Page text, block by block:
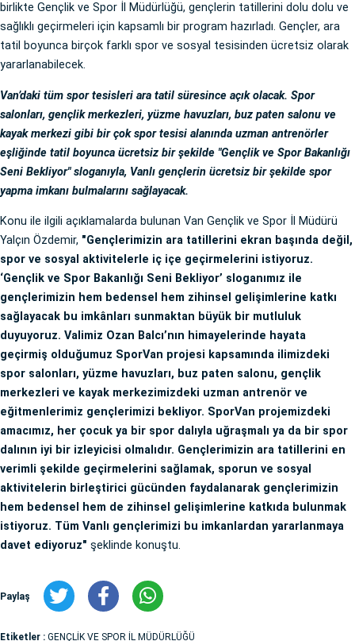
birlikte Gençlik ve Spor İl Müdürlüğü, gençlerin tatillerini dolu dolu ve
sağlıklı geçirmeleri için kapsamlı bir program hazırladı. Gençler, ara
tatil boyunca birçok farklı spor ve sosyal tesisinden ücretsiz olarak
yararlanabilecek.
Van’daki tüm spor tesisleri ara tatil süresince açık olacak. Spor
salonları, gençlik merkezleri, yüzme havuzları, buz paten salonu ve
kayak merkezi gibi bir çok spor tesisi alanında uzman antrenörler
eşliğinde tatil boyunca ücretsiz bir şekilde "Gençlik ve Spor Bakanlığı
Seni Bekliyor" sloganıyla, Vanlı gençlerin ücretsiz bir şekilde spor
yapma imkanı bulmalarını sağlayacak.
Konu ile ilgili açıklamalarda bulunan Van Gençlik ve Spor İl Müdürü
Yalçın Özdemir, "Gençlerimizin ara tatillerini ekran başında değil,
spor ve sosyal aktivitelerle iç içe geçirmelerini istiyoruz.
‘Gençlik ve Spor Bakanlığı Seni Bekliyor’ sloganımız ile
gençlerimizin hem bedensel hem zihinsel gelişimlerine katkı
sağlayacak bu imkânları sunmaktan büyük bir mutluluk
duyuyoruz. Valimiz Ozan Balcı’nın himayelerinde hayata
geçirmiş olduğumuz SporVan projesi kapsamında ilimizdeki
spor salonları, yüzme havuzları, buz paten salonu, gençlik
merkezleri ve kayak merkezimizdeki uzman antrenör ve
eğitmenlerimiz gençlerimizi bekliyor. SporVan projemizdeki
amacımız, her çocuk ya bir spor dalıyla uğraşmalı ya da bir spor
dalının iyi bir izleyicisi olmalıdır. Gençlerimizin ara tatillerini en
verimli şekilde geçirmelerini sağlamak, sporun ve sosyal
aktivitelerin birleştirici gücünden faydalanarak gençlerimizin
hem bedensel hem de zihinsel gelişimlerine katkıda bulunmak
istiyoruz. Tüm Vanlı gençlerimizi bu imkanlardan yararlanmaya
davet ediyoruz" şeklinde konuştu.
Paylaş
Etiketler : GENÇLİK VE SPOR İL MÜDÜRLÜĞÜ